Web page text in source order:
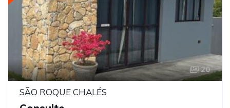
20
SÃO ROQUE CHALÉS